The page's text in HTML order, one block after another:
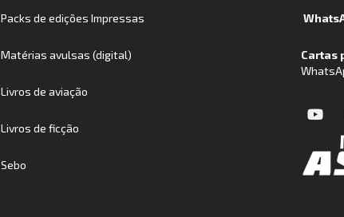
Packs de edições Impressas
Matérias avulsas (digital)
Livros de aviação
Livros de ficção
Sebo
Cartas